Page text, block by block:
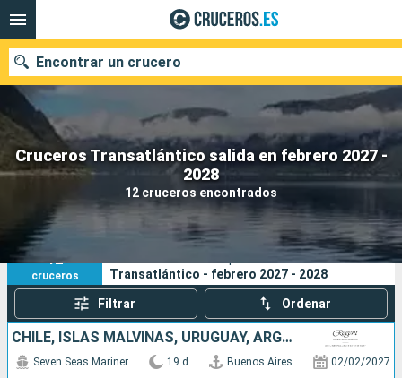
Cruceros Transatlántico salida en febrero 2027 -
2028
12 cruceros encontrados
Encontrar un crucero
Nuestros destinos
Fecha de salida
Puertos Compañías
Buscar
12
cruceros
Transatlántico - febrero 2027 - 2028
Filtrar Ordenar
CHILE, ISLAS MALVINAS, URUGUAY, ARGENTINA
Seven Seas Mariner 19 d Buenos Aires 02/02/2027